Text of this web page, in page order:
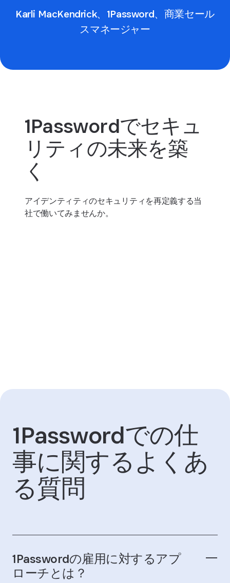
Karli MacKendrick、1Password、商業セール
スマネージャー
1Passwordでセキュ
リティの未来を築
く
アイデンティティのセキュリティを再定義する当
社で働いてみませんか。
1Passwordでの仕
事に関するよくあ
る質問
1Passwordの雇用に対するアプ
ローチとは？